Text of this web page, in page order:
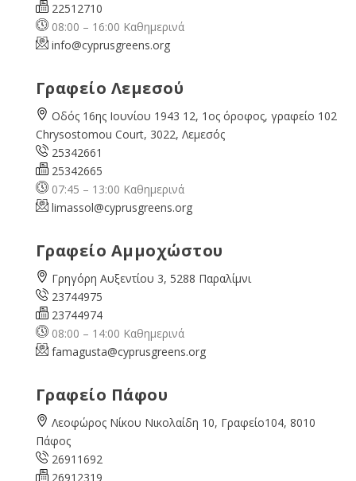
22512710
08:00 – 16:00 Καθημερινά
info@cyprusgreens.org
Γραφείο Λεμεσού
Οδός 16ης Ιουνίου 1943 12, 1ος όροφος, γραφείο 102
Chrysostomou Court, 3022, Λεμεσός
25342661
25342665
07:45 – 13:00 Καθημερινά
limassol@cyprusgreens.org
Γραφείο Αμμοχώστου
Γρηγόρη Αυξεντίου 3, 5288 Παραλίμνι
23744975
23744974
08:00 – 14:00 Καθημερινά
famagusta@cyprusgreens.org
Γραφείο Πάφου
Λεοφώρος Νίκου Νικολαίδη 10, Γραφείο104, 8010
Πάφος
26911692
26912319